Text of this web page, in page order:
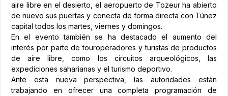
aire libre en el desierto, el aeropuerto de Tozeur ha abierto
de nuevo sus puertas y conecta de forma directa con Túnez
capital todos los martes, viernes y domingos.
En el evento también se ha destacado el aumento del
interés por parte de touroperadores y turistas de productos
de aire libre, como los circuitos arqueológicos, las
expediciones saharianas y el turismo deportivo.
Ante esta nueva perspectiva, las autoridades están
trabajando en ofrecer una completa programación de